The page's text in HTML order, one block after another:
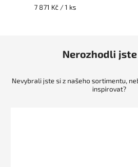
7 871 Kč / 1 ks
Nerozhodli jste
Nevybrali jste si z našeho sortimentu,
inspirovat?